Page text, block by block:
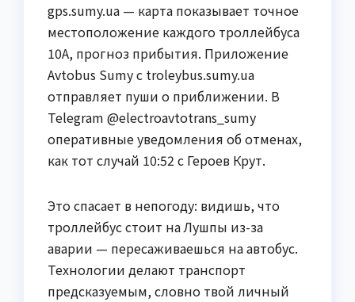
gps.sumy.ua — карта показывает точное
местоположение каждого троллейбуса
10А, прогноз прибытия. Приложение
Avtobus Sumy с troleybus.sumy.ua
отправляет пуши о приближении. В
Telegram @electroavtotrans_sumy
оперативные уведомления об отменах,
как тот случай 10:52 с Героев Крут.
Это спасает в непогоду: видишь, что
троллейбус стоит на Лушпы из-за
аварии — пересаживаешься на автобус.
Технологии делают транспорт
предсказуемым, словно твой личный